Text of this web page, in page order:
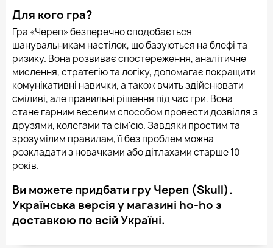
Для кого гра?
Гра «Череп» безперечно сподобається
шанувальникам настілок, що базуються на блефі та
ризику. Вона розвиває спостереження, аналітичне
мислення, стратегію та логіку, допомагає покращити
комунікативні навички, а також вчить здійснювати
сміливі, але правильні рішення під час гри. Вона
стане гарним веселим способом провести дозвілля з
друзями, колегами та сім'єю. Завдяки простим та
зрозумілим правилам, її без проблем можна
розкладати з новачками або дітлахами старше 10
років.
Ви можете придбати гру Череп (Skull).
Українська версія у магазині ho-ho з
доставкою по всій Україні.